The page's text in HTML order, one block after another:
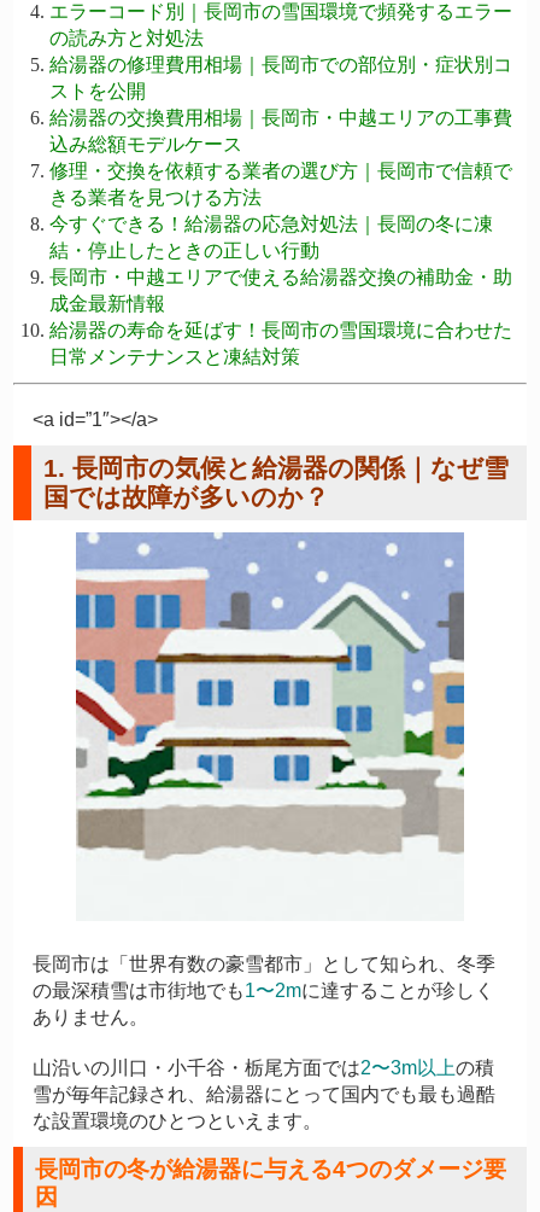
エラーコード別｜長岡市の雪国環境で頻発するエラー
の読み方と対処法
給湯器の修理費用相場｜長岡市での部位別・症状別コ
ストを公開
給湯器の交換費用相場｜長岡市・中越エリアの工事費
込み総額モデルケース
修理・交換を依頼する業者の選び方｜長岡市で信頼で
きる業者を見つける方法
今すぐできる！給湯器の応急対処法｜長岡の冬に凍
結・停止したときの正しい行動
長岡市・中越エリアで使える給湯器交換の補助金・助
成金最新情報
給湯器の寿命を延ばす！長岡市の雪国環境に合わせた
日常メンテナンスと凍結対策
<a id=”1″></a>
1. 長岡市の気候と給湯器の関係｜なぜ雪
国では故障が多いのか？
長岡市は「世界有数の豪雪都市」として知られ、冬季
の最深積雪は市街地でも1〜2mに達することが珍しく
ありません。
山沿いの川口・小千谷・栃尾方面では2〜3m以上の積
雪が毎年記録され、給湯器にとって国内でも最も過酷
な設置環境のひとつといえます。
長岡市の冬が給湯器に与える4つのダメージ要
因